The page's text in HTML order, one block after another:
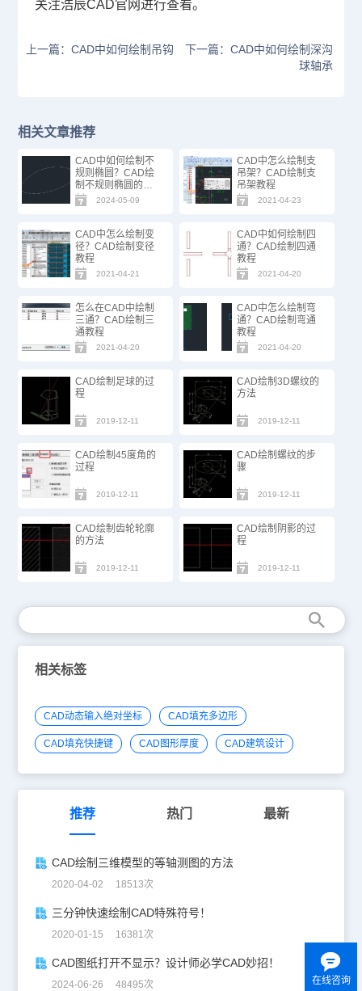
关注浩辰CAD官网进行查看。
上一篇：CAD中如何绘制吊钩
下一篇：CAD中如何绘制深沟
球轴承
相关文章推荐
CAD中如何绘制不
规则椭圆？CAD绘
制不规则椭圆的方
法步骤2024-05-09
CAD中怎么绘制支
吊架？CAD绘制支
吊架教程
2021-04-23
CAD中怎么绘制变
径？CAD绘制变径
教程
2021-04-21
CAD中如何绘制四
通？CAD绘制四通
教程
2021-04-20
怎么在CAD中绘制
三通？CAD绘制三
通教程
2021-04-20
CAD中怎么绘制弯
通？CAD绘制弯通
教程
2021-04-20
CAD绘制足球的过
程
2019-12-11
CAD绘制3D螺纹的
方法
2019-12-11
CAD绘制45度角的
过程
2019-12-11
CAD绘制螺纹的步
骤
2019-12-11
CAD绘制齿轮轮廓
的方法
2019-12-11
CAD绘制阴影的过
程
2019-12-11
相关标签
CAD动态输入绝对坐标 CAD填充多边形
CAD填充快捷键 CAD图形厚度 CAD建筑设计
推荐 热门 最新
CAD绘制三维模型的等轴测图的方法
2020-04-02 18513次
三分钟快速绘制CAD特殊符号！
2020-01-15 16381次
CAD图纸打开不显示？设计师必学CAD妙招！
2024-06-26 48495次 在线咨询